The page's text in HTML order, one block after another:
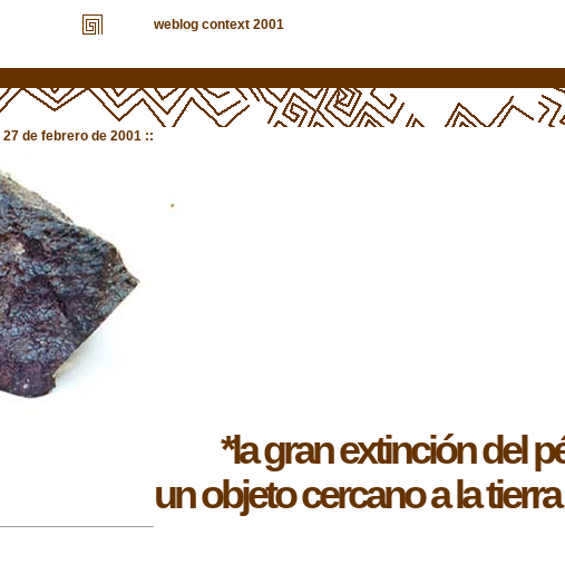
weblog context 2001
27 de febrero de 2001 ::
*la gran extinción del
un objeto cercano a la tierra